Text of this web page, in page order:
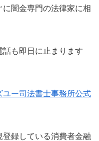
闇金専門の法律家に相
も即日に止まります
ー司法書士事務所公式
録している消費者金融